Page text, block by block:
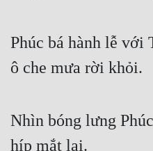
Phúc bá hành lễ với
ô che mưa rời khỏi.
Nhìn bóng lưng
híp mắt lại.